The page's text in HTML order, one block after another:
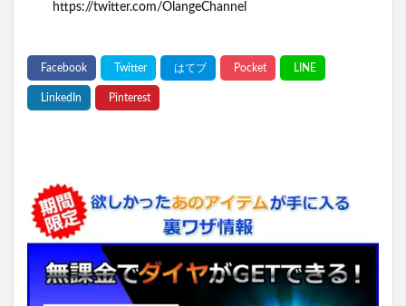
https://twitter.com/OlangeChannel